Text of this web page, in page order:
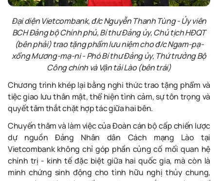
Đại diện Vietcombank, đ/c Nguyễn Thanh Tùng - Ủy viên
BCH Đảng bộ Chính phủ, Bí thư Đảng ủy, Chủ tịch HĐQT
(bên phải) trao tặng phẩm lưu niệm cho đ/c Ngam-pạ-
xổng Mương-mạ-ni - Phó Bí thư Đảng ủy, Thứ trưởng Bộ
Công chính và Vận tải Lào (bên trái)
Chương trình khép lại bằng nghi thức trao tặng phẩm và
tiệc giao lưu thân mật, thể hiện tình cảm, sự tôn trọng và
quyết tâm thắt chặt hợp tác giữa hai bên.
Chuyến thăm và làm việc của Đoàn cán bộ cấp chiến lược
dự nguồn Đảng Nhân dân Cách mạng Lào tại
Vietcombank không chỉ góp phần củng cố mối quan hệ
chính trị - kinh tế đặc biệt giữa hai quốc gia, mà còn là
minh chứng sinh động cho tình hữu nghị thủy chung,